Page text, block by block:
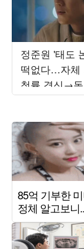
정준원 '태도
떡없다…자체
청률 경신→동
1위 '8.3%' ('